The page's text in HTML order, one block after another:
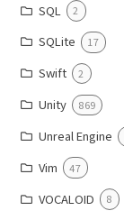
SQL 2
SQLite 17
Swift 2
Unity 869
Unreal Engine
Vim 47
VOCALOID 8